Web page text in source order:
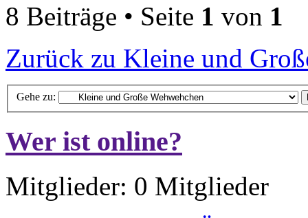
8 Beiträge • Seite 1 von 1
Zurück zu Kleine und
Gehe zu:
Wer ist online?
Mitglieder: 0 Mitglieder